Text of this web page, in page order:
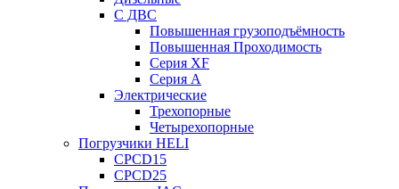
С ДВС
Повышенная грузоподъёмность
Повышенная Проходимость
Серия XF
Серия А
Электрические
Трехопорные
Четырехопорные
Погрузчики HELI
CPCD15
CPCD25